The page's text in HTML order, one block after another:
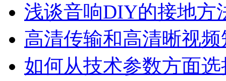
浅谈音响DIY的接地方
高清传输和高清晰视
如何从技术参数方面